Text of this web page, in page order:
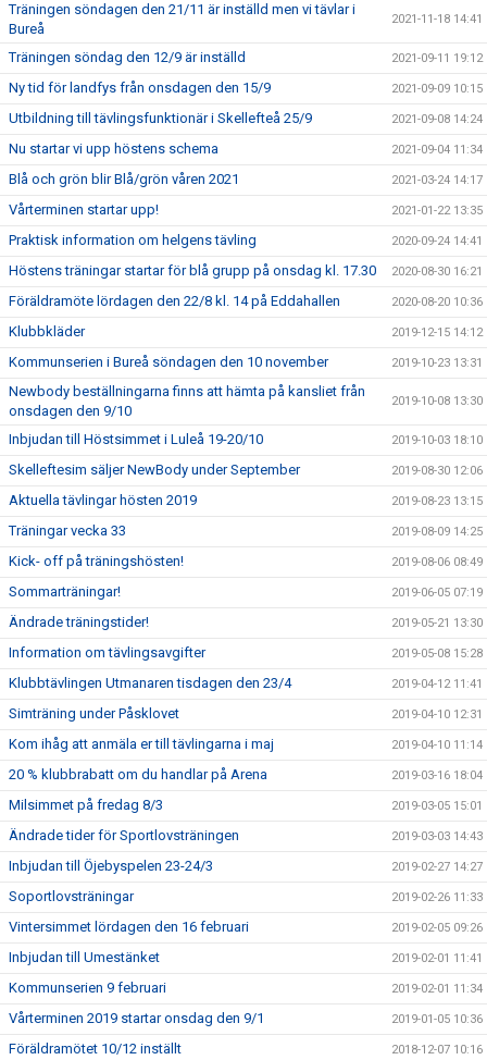
Träningen söndagen den 21/11 är inställd men vi tävlar i
Bureå
2021-11-18 14:41
Träningen söndag den 12/9 är inställd 2021-09-11 19:12
Ny tid för landfys från onsdagen den 15/9 2021-09-09 10:15
Utbildning till tävlingsfunktionär i Skellefteå 25/9 2021-09-08 14:24
Nu startar vi upp höstens schema 2021-09-04 11:34
Blå och grön blir Blå/grön våren 2021 2021-03-24 14:17
Vårterminen startar upp! 2021-01-22 13:35
Praktisk information om helgens tävling 2020-09-24 14:41
Höstens träningar startar för blå grupp på onsdag kl. 17.30 2020-08-30 16:21
Föräldramöte lördagen den 22/8 kl. 14 på Eddahallen 2020-08-20 10:36
Klubbkläder 2019-12-15 14:12
Kommunserien i Bureå söndagen den 10 november 2019-10-23 13:31
Newbody beställningarna finns att hämta på kansliet från
onsdagen den 9/10
2019-10-08 13:30
Inbjudan till Höstsimmet i Luleå 19-20/10 2019-10-03 18:10
Skelleftesim säljer NewBody under September 2019-08-30 12:06
Aktuella tävlingar hösten 2019 2019-08-23 13:15
Träningar vecka 33 2019-08-09 14:25
Kick- off på träningshösten! 2019-08-06 08:49
Sommarträningar! 2019-06-05 07:19
Ändrade träningstider! 2019-05-21 13:30
Information om tävlingsavgifter 2019-05-08 15:28
Klubbtävlingen Utmanaren tisdagen den 23/4 2019-04-12 11:41
Simträning under Påsklovet 2019-04-10 12:31
Kom ihåg att anmäla er till tävlingarna i maj 2019-04-10 11:14
20 % klubbrabatt om du handlar på Arena 2019-03-16 18:04
Milsimmet på fredag 8/3 2019-03-05 15:01
Ändrade tider för Sportlovsträningen 2019-03-03 14:43
Inbjudan till Öjebyspelen 23-24/3 2019-02-27 14:27
Soportlovsträningar 2019-02-26 11:33
Vintersimmet lördagen den 16 februari 2019-02-05 09:26
Inbjudan till Umestänket 2019-02-01 11:41
Kommunserien 9 februari 2019-02-01 11:34
Vårterminen 2019 startar onsdag den 9/1 2019-01-05 10:36
Föräldramötet 10/12 inställt 2018-12-07 10:16